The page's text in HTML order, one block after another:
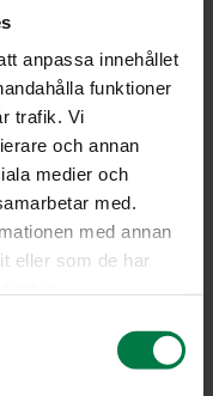
anpassa innehållet
funktioner
trafik. Vi
och annan
medier och
med.
med annan
eller som de har
Oy
var­hais­pe­ru­